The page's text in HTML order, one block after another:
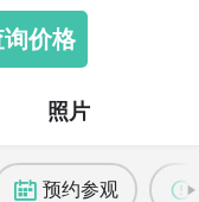
价格
照片
预约参观